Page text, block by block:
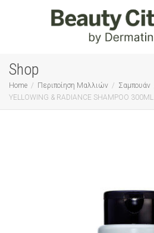
Shop
Home Περιποίηση Μαλλιών Σαμπουάν
YELLOWING & RADIANCE SHAMPOO 300ML